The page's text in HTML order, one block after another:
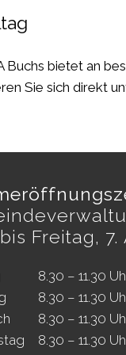
Buchs bietet an
Sie sich direkt
Freitag, 7.
8.30 – 11.30
8.30 – 11.30
8.30 – 11.30
8.30 – 11.30